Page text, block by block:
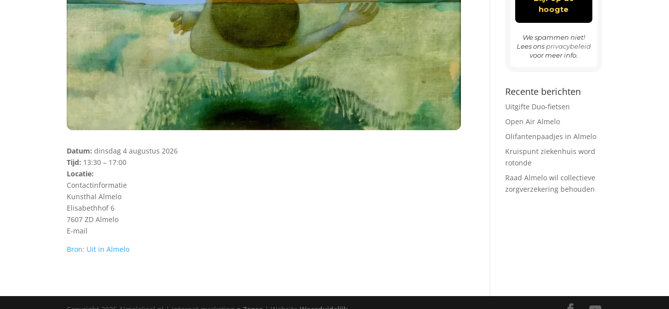
Datum: dinsdag 4 augustus 2026
Tijd: 13:30 – 17:00
Locatie:
Contactinformatie
Kunsthal Almelo
Elisabethhof 6
7607 ZD Almelo
E-mail
Bron: Uit in Almelo
We spammen niet!
Lees ons privacybeleid
voor meer info.
Recente berichten
Uitgifte Duo-fietsen
Open Air Almelo
Olifantenpaadjes in Almelo
Kruispunt ziekenhuis word
rotonde
Raad Almelo wil collectieve
zorgverzekering behouden